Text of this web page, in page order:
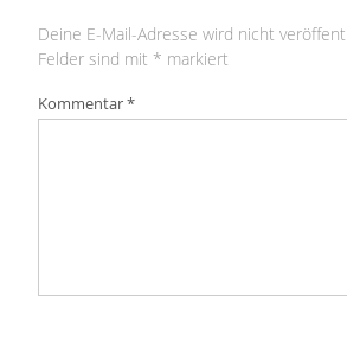
Deine E-Mail-Adresse wird nicht
Felder sind mit * markiert
Kommentar*